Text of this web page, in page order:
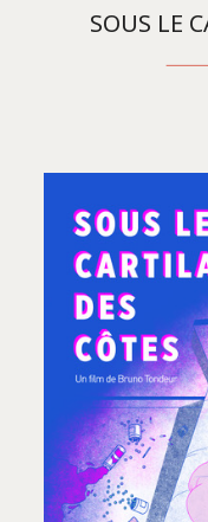
SOUS LE